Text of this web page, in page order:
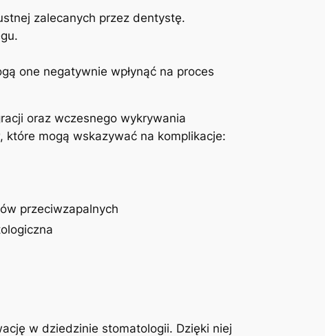
zalecanych przez dentystę.
one negatywnie wpłynąć na proces
oraz wczesnego wykrywania
mogą wskazywać na komplikacje:
przeciwzapalnych
w dziedzinie stomatologii. Dzięki niej